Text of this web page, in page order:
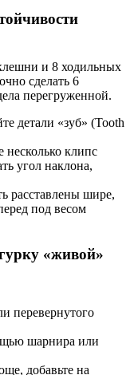
и 8 ходильных
сделать 6
перегруженной.
детали «зуб» (Tooth
несколько клипс
угол наклона,
расставлены шире,
под весом
«живой»
перевернутого
шарнира или
добавьте на